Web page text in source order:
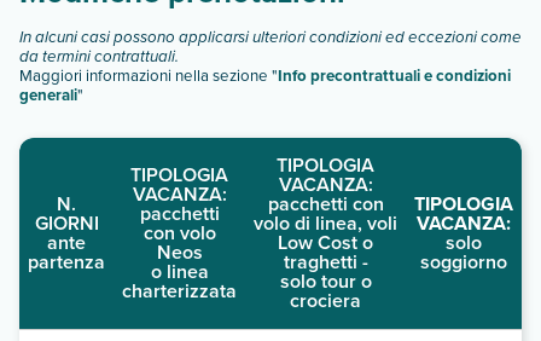
In alcuni casi possono applicarsi ulteriori condizioni ed eccezioni come
da termini contrattuali.
Maggiori informazioni nella sezione "Info precontrattuali e condizioni
generali"
N.
GIORNI
ante
partenza
TIPOLOGIA
VACANZA:
pacchetti
con volo
Neos
o linea
charterizzata
TIPOLOGIA
VACANZA:
pacchetti con
volo di linea, voli
Low Cost o
traghetti -
solo tour o
crociera
TIPOLOGIA
VACANZA:
solo
soggiorno